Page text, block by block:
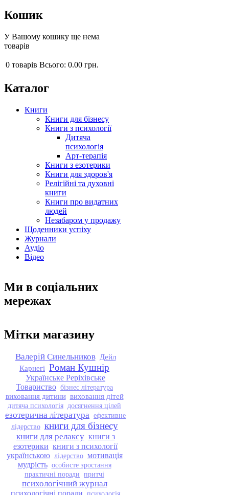
Кошик
У Вашому кошику ще нема
товарів
0 товарів Всього: 0.00 грн.
Каталог
Книги
Книги для бізнесу
Книги з психології
Дитяча
психологія
Арт-терапія
Книги з езотерики
Книги для здоров'я
Релігійні та духовні
книги
Книги про видатних
людей
Незабаром у продажу
Щоденники успіху
Журнали
Аудіо
Відео
Ми в соціальних
мережах
Мітки магазину
Валерій Синельников Дейл
Карнегі Роман Кушнір
Українське Реріхівське
Товариство бізнес література
виховання дитини виховання дітей
дитяча психологія досягнення цілей
езотерична література ефективне
лідерство книги для бізнесу
книги для релаксу книги з
езотерики книги з психології
українською лідерство мотивація
мудрість особисте зростання
практичні поради притчі
психологічний журнал